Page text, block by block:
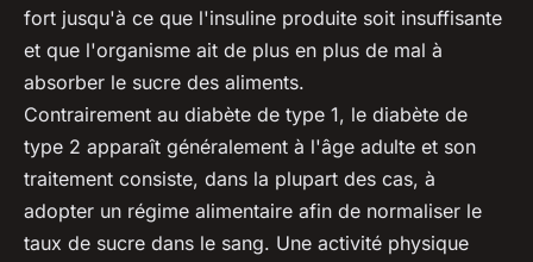
fort jusqu'à ce que l'insuline produite soit insuffisante
et que l'organisme ait de plus en plus de mal à
absorber le sucre des aliments.
Contrairement au diabète de type 1, le diabète de
type 2 apparaît généralement à l'âge adulte et son
traitement consiste, dans la plupart des cas, à
adopter un régime alimentaire afin de normaliser le
taux de sucre dans le sang. Une activité physique